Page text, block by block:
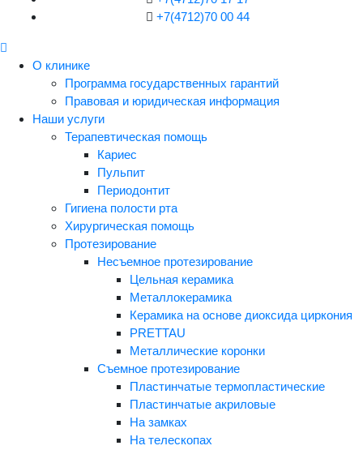
+7(4712)70 00 44
О клинике
Программа государственных гарантий
Правовая и юридическая информация
Наши услуги
Терапевтическая помощь
Кариес
Пульпит
Периодонтит
Гигиена полости рта
Хирургическая помощь
Протезирование
Несъемное протезирование
Цельная керамика
Металлокерамика
Керамика на основе диоксида циркония
PRETTAU
Металлические коронки
Съемное протезирование
Пластинчатые термопластические
Пластинчатые акриловые
На замках
На телескопах